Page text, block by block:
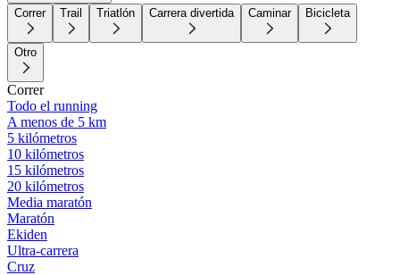
Correr Trail Triatlón Carrera divertida Caminar Bicicleta
Otro
Correr
Todo el running
A menos de 5 km
5 kilómetros
10 kilómetros
15 kilómetros
20 kilómetros
Media maratón
Maratón
Ekiden
Ultra-carrera
Cruz